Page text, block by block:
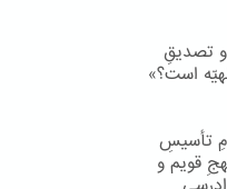
تصدیقِ
است؟»
تأسیسِ
قویم و